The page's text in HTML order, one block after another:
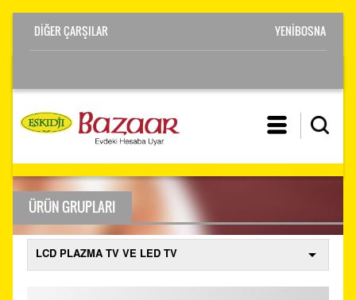
YENİBOSNA
ÜRÜN GRUPLARI